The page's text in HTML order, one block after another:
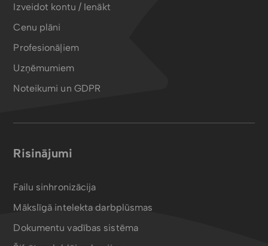
Izveidot kontu / Ienākt
Cenu plāni
Profesionāļiem
Uzņēmumiem
Noteikumi un GDPR
Risinājumi
Failu sinhronizācija
Mākslīgā intelekta darbplūsmas
Dokumentu vadības sistēma